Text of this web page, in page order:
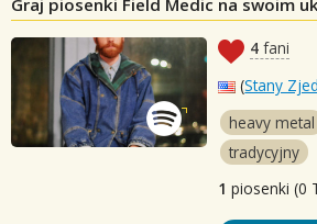
Graj piosenki Field Medic na swoim
4 fani
(Stany
heavy metal
tradycyjny
1 piosenki (0